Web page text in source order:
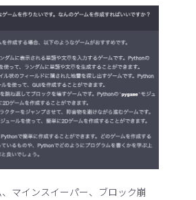
マインスイーパー、ブロック崩